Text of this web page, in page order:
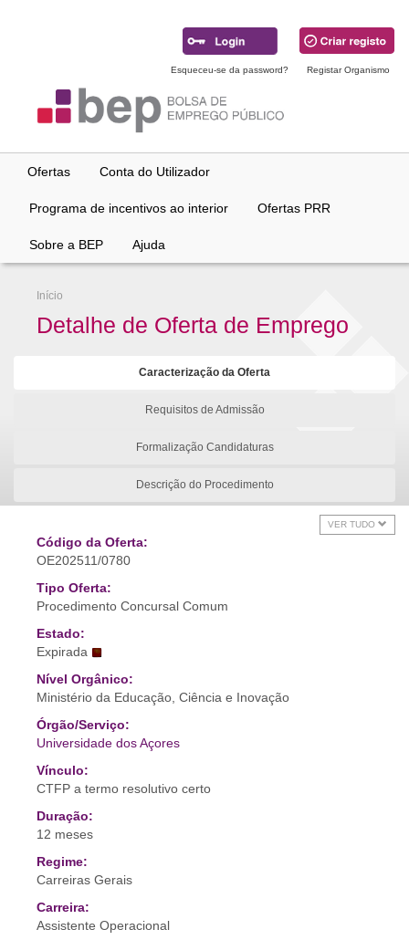
Esqueceu-se da password? Registar Organismo
Ofertas Conta do Utilizador
Programa de incentivos ao interior Ofertas PRR
Sobre a BEP Ajuda
Início
Detalhe de Oferta de Emprego
Caracterização da Oferta
Requisitos de Admissão
Formalização Candidaturas
Descrição do Procedimento
VER TUDO
Código da Oferta:
OE202511/0780
Tipo Oferta:
Procedimento Concursal Comum
Estado:
Expirada
Nível Orgânico:
Ministério da Educação, Ciência e Inovação
Órgão/Serviço:
Universidade dos Açores
Vínculo:
CTFP a termo resolutivo certo
Duração:
12 meses
Regime:
Carreiras Gerais
Carreira:
Assistente Operacional